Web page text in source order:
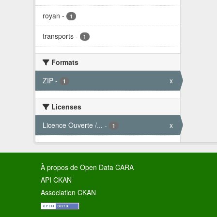
royan - 1
transports - 1
Formats
ZIP - 1 x
Licenses
Licence Ouverte /... - 1 x
À propos de Open Data CARA
API CKAN
Association CKAN